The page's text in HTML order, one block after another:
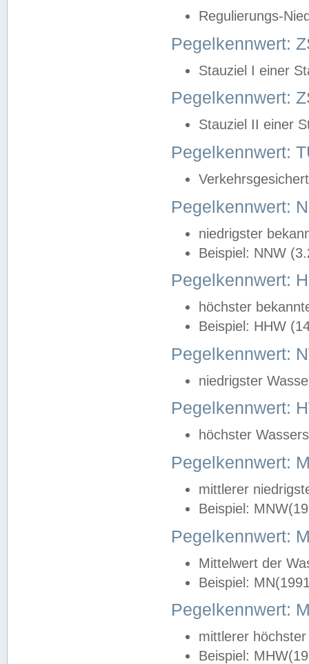
Regulierungs-
Pegelkennwert:
Stauziel I einer
Pegelkennwert:
Stauziel II einer
Pegelkennwert:
Pegelkennwert:
niedrigster
Beispiel: NNW
Pegelkennwert:
höchster
Beispiel: HHW
Pegelkennwert:
niedrigster
Pegelkennwert:
höchster
Pegelkennwert:
mittlerer
Beispiel:
Pegelkennwert:
Mittelwert der
Beispiel:
Pegelkennwert:
mittlerer
Beispiel: